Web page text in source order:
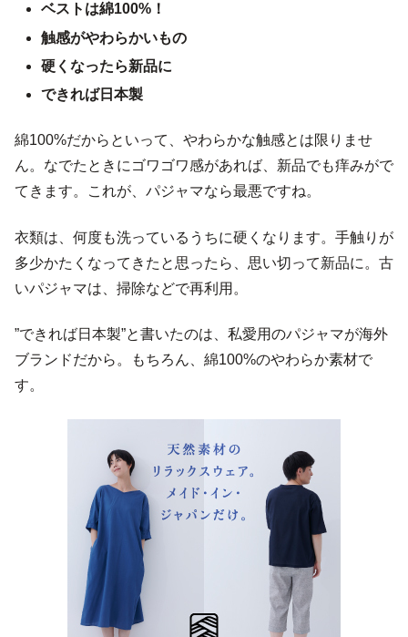
ベストは綿100%！
触感がやわらかいもの
硬くなったら新品に
できれば日本製
綿100%だからといって、やわらかな触感とは限りませ
ん。なでたときにゴワゴワ感があれば、新品でも痒みがで
てきます。これが、パジャマなら最悪ですね。
衣類は、何度も洗っているうちに硬くなります。手触りが
多少かたくなってきたと思ったら、思い切って新品に。古
いパジャマは、掃除などで再利用。
”できれば日本製”と書いたのは、私愛用のパジャマが海外
ブランドだから。もちろん、綿100%のやわらか素材で
す。